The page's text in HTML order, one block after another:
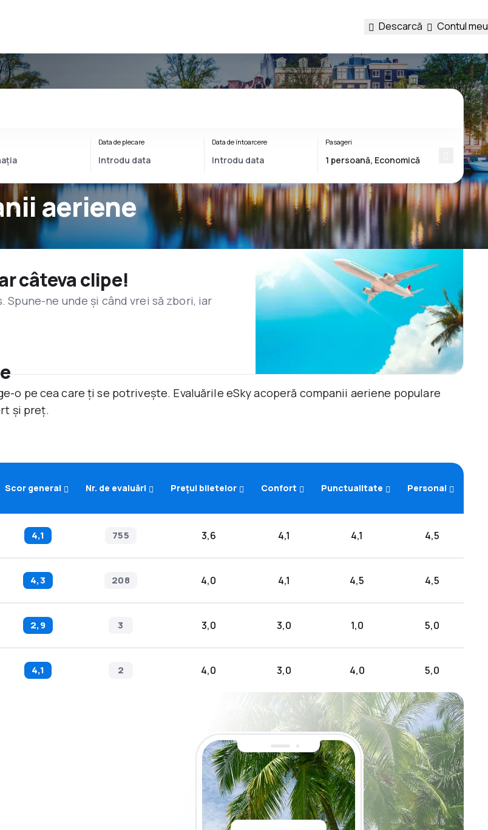
Descarcă Contul meu
aeriene
Data de plecare Data de întoarcere Pasageri
câteva clipe!
ne unde și când vrei să zbori, iar
o pe cea care ți se potrivește. Evaluările eSky acoperă companii aeriene populare
și preț.
Scor general Nr. de evaluări Prețul biletelor Confort Punctualitate Personal
4,1 755 3,6 4,1 4,1 4,5
4,3 208 4,0 4,1 4,5 4,5
2,9 3 3,0 3,0 1,0 5,0
4,1 2 4,0 3,0 4,0 5,0